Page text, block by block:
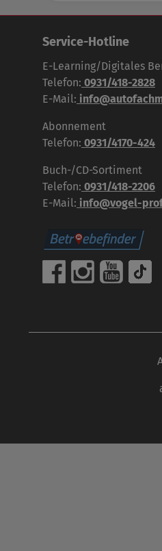
Service-Hotline
E-Learning/Digitales
Telefon: 0931/418-2828
E-Mail:
Abonnement
Telefon: 0931/4170-424
Buch-/CD-Sortiment
Telefon: 0931/418-2206
E-Mail: info@vogel-